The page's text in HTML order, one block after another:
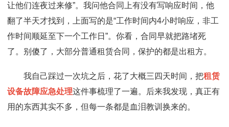
让他们连夜过来修”。我问他合同上有没有写响应时间，他
翻了半天才找到，上面写的是“工作时间内4小时响应，非工
作时间顺延至下一个工作日”。你看，合同早就把路堵死
了。别傻了，大部分普通租赁合同，保护的都是出租方。
我自己踩过一次坑之后，花了大概三四天时间，把租赁
设备故障应急处理这件事梳理了一遍。后来我发现，真正有
用的东西其实不多，但每一条都是血泪教训换来的。